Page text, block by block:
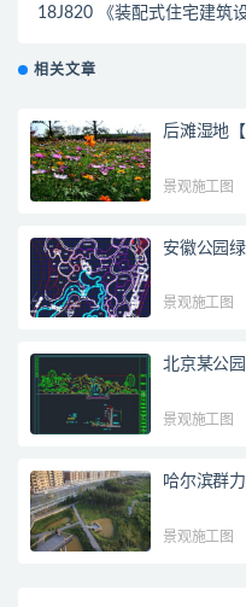
18J820 《装配式住宅建筑
相关文章
后滩湿地
景观施工图
安徽公园
景观施工图
北京某公
景观施工图
哈尔滨群
景观施工图